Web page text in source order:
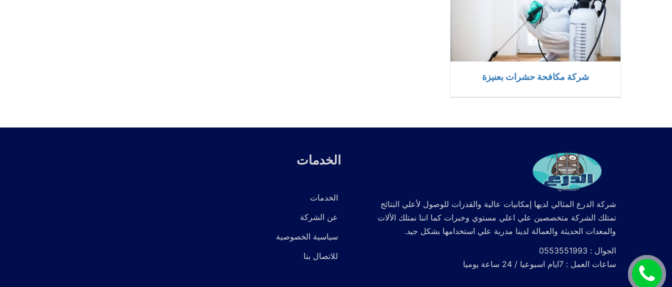
شركة مكافحة حشرات بعنيزة
شركة الدرع المثالي لديها إمكانيات عالية والقدرات للوصول لأعلي النتائج
تمتلك الشركة متخصصين علي اعلي مستوي وخبرات كما اننا نمتلك الألات
والمعدات الحديثة والعمالة لدينا مدربة علي استخدامها بشكل جيد.
الجوال : 0553551993
ساعات العمل : 7ايام اسبوعيا / 24 ساعة يوميا
الخدمات
الخدمات
عن الشركة
سياسية الخصوصية
للاتصال بنا
اتصل